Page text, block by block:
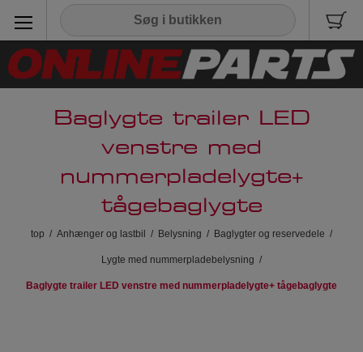
Baglygte trailer LED
venstre med
nummerpladelygte+
tågebaglygte
top / Anhænger og lastbil / Belysning / Baglygter og reservedele /
Lygte med nummerpladebelysning /
Baglygte trailer LED venstre med nummerpladelygte+ tågebaglygte